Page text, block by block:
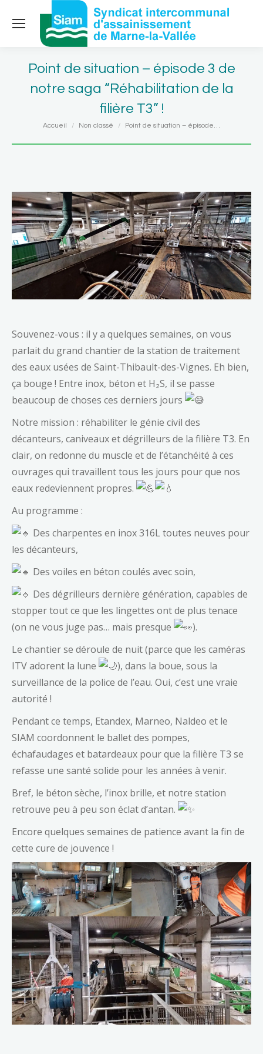
Point de situation – épisode 3 de
notre saga “Réhabilitation de la
filière T3” !
Vous êtes ici :
Accueil Non classé Point de situation – épisode…
Souvenez-vous : il y a quelques semaines, on vous
parlait du grand chantier de la station de traitement
des eaux usées de Saint-Thibault-des-Vignes. Eh bien,
ça bouge ! Entre inox, béton et H₂S, il se passe
beaucoup de choses ces derniers jours
Notre mission : réhabiliter le génie civil des
décanteurs, caniveaux et dégrilleurs de la filière T3. En
clair, on redonne du muscle et de l’étanchéité à ces
ouvrages qui travaillent tous les jours pour que nos
eaux redeviennent propres.
Au programme :
Des charpentes en inox 316L toutes neuves pour
les décanteurs,
Des voiles en béton coulés avec soin,
Des dégrilleurs dernière génération, capables de
stopper tout ce que les lingettes ont de plus tenace
(on ne vous juge pas… mais presque
).
Le chantier se déroule de nuit (parce que les caméras
ITV adorent la lune
), dans la boue, sous la
surveillance de la police de l’eau. Oui, c’est une vraie
autorité !
Pendant ce temps, Etandex, Marneo, Naldeo et le
SIAM coordonnent le ballet des pompes,
échafaudages et batardeaux pour que la filière T3 se
refasse une santé solide pour les années à venir.
Bref, le béton sèche, l’inox brille, et notre station
retrouve peu à peu son éclat d’antan.
Encore quelques semaines de patience avant la fin de
cette cure de jouvence !